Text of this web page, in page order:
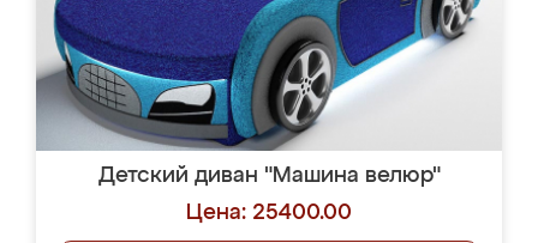
Детский диван "Машина велюр"
Цена: 25400.00